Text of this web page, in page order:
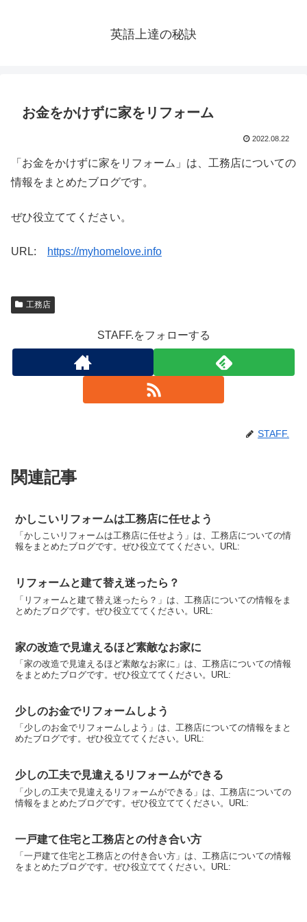
英語上達の秘訣
お金をかけずに家をリフォーム
2022.08.22
「お金をかけずに家をリフォーム」は、工務店についての
情報をまとめたブログです。
ぜひ役立ててください。
URL: https://myhomelove.info
工務店
STAFF.をフォローする
STAFF.
関連記事
かしこいリフォームは工務店に任せよう
「かしこいリフォームは工務店に任せよう」は、工務店についての情
報をまとめたブログです。ぜひ役立ててください。URL:
リフォームと建て替え迷ったら？
「リフォームと建て替え迷ったら？」は、工務店についての情報をま
とめたブログです。ぜひ役立ててください。URL:
家の改造で見違えるほど素敵なお家に
「家の改造で見違えるほど素敵なお家に」は、工務店についての情報
をまとめたブログです。ぜひ役立ててください。URL:
少しのお金でリフォームしよう
「少しのお金でリフォームしよう」は、工務店についての情報をまと
めたブログです。ぜひ役立ててください。URL:
少しの工夫で見違えるリフォームができる
「少しの工夫で見違えるリフォームができる」は、工務店についての
情報をまとめたブログです。ぜひ役立ててください。URL:
一戸建て住宅と工務店との付き合い方
「一戸建て住宅と工務店との付き合い方」は、工務店についての情報
をまとめたブログです。ぜひ役立ててください。URL: